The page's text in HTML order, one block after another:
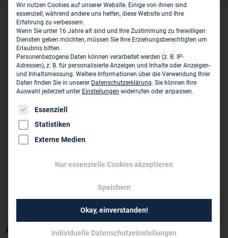
Wir nutzen Cookies auf unserer Website. Einige von ihnen sind
essenziell, während andere uns helfen, diese Website und Ihre
Erfahrung zu verbessern.
Wenn Sie unter 16 Jahre alt sind und Ihre Zustimmung zu freiwilligen
Diensten geben möchten, müssen Sie Ihre Erziehungsberechtigten um
Erlaubnis bitten.
Personenbezogene Daten können verarbeitet werden (z. B. IP-
Adressen), z. B. für personalisierte Anzeigen und Inhalte oder Anzeigen-
und Inhaltsmessung. Weitere Informationen über die Verwendung Ihrer
Daten finden Sie in unserer Datenschutzerklärung. Sie können Ihre
Auswahl jederzeit unter Einstellungen widerrufen oder anpassen.
Es folgt eine Liste der Service-Gruppen, für die eine
Essenziell
Statistiken
Externe Medien
Nur essenzielle Cookies akzeptieren
Speichern
Okay, einverstanden!
Individuelle Datenschutzeinstellungen